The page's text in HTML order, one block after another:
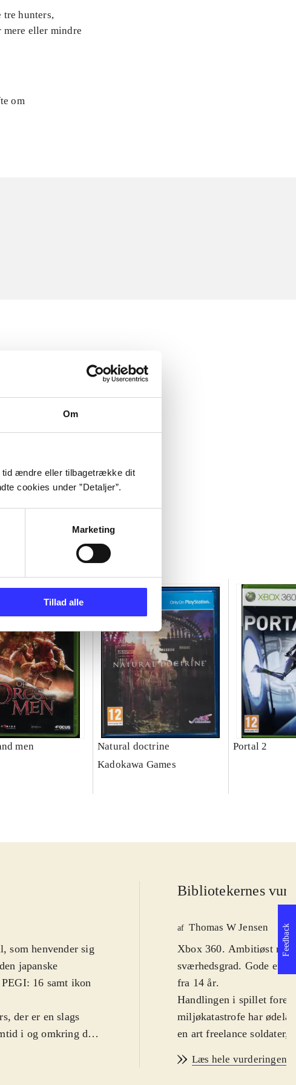
Om
tid ændre eller tilbagetrække dit
cookies under ”Detaljer”.
Marketing
Tillad alle
hunters,
mere eller mindre
om
men
Natural doctrine
Kadokawa Games
Portal 2
som henvender sig
japanske
16 samt ikon
der er en slags
i og omkring det
Bibliotekernes
af Thomas W Jensen
Xbox 360. Ambitiøst
sværhedsgrad. Gode
fra 14 år.
Handlingen i spillet
miljøkatastrofe har
en art freelance soldater,
hvoraf nogle er tæt
Læs hele vurderingen
Feedback